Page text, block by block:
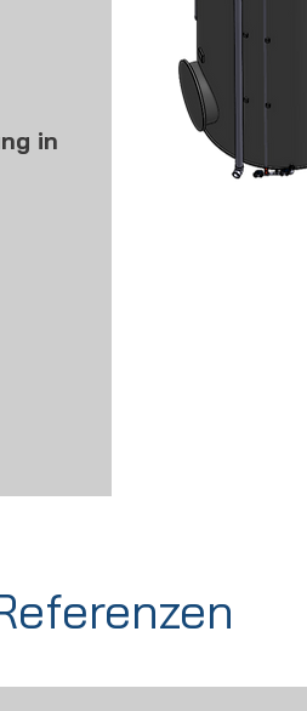
in